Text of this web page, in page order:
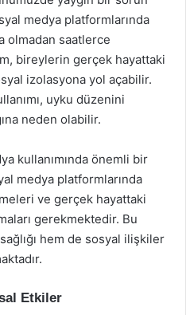
medya platformlarında
olmadan saatlerce
bireylerin gerçek hayattaki
izolasyona yol açabilir.
uyku düzenini
neden olabilir.
kullanımında önemli bir
medya platformlarında
ve gerçek hayattaki
gerekmektedir. Bu
hem de sosyal ilişkiler
Etkiler